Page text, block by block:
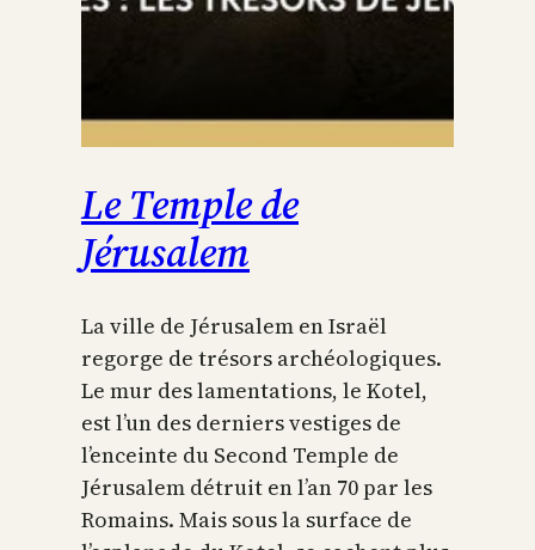
Le Temple de
Jérusalem
La ville de Jérusalem en Israël
regorge de trésors archéologiques.
Le mur des lamentations, le Kotel,
est l’un des derniers vestiges de
l’enceinte du Second Temple de
Jérusalem détruit en l’an 70 par les
Romains. Mais sous la surface de